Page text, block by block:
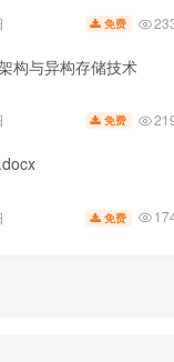
免费
构与异构存储技术
免费
免费